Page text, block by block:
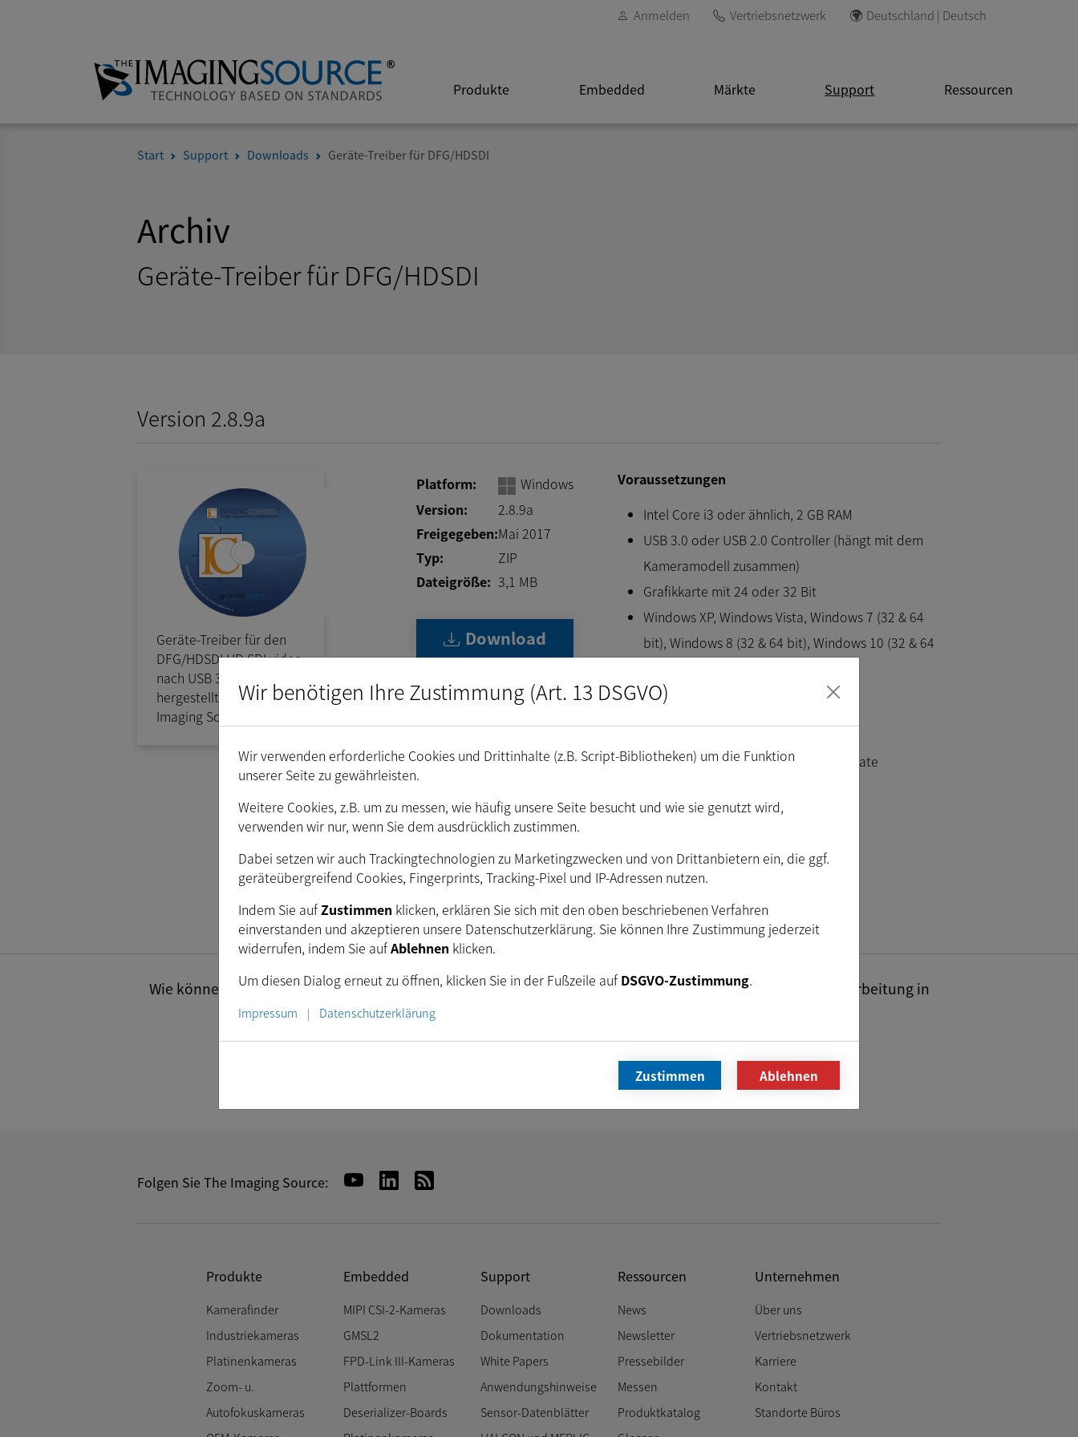
Anmelden Vertriebsnetzwerk Deutschland | Deutsch
Produkte Embedded Märkte Support Ressourcen
Start Support Downloads Geräte-Treiber für DFG/HDSDI
Archiv
Geräte-Treiber für DFG/HDSDI
Version 2.8.9a
Geräte-Treiber für den
DFG/HDSDI HD SDI video
nach USB 3.0 Konverter,
hergestellt von The
Imaging Source.
Platform:
Windows
Version:
2.8.9a
Freigegeben:Mai 2017
Typ:
ZIP
Dateigröße: 3,1 MB
Download
Voraussetzungen
Intel Core i3 oder ähnlich, 2 GB RAM
USB 3.0 oder USB 2.0 Controller (hängt mit dem
Kameramodell zusammen)
Grafikkarte mit 24 oder 32 Bit
Windows XP, Windows Vista, Windows 7 (32 & 64
bit), Windows 8 (32 & 64 bit), Windows 10 (32 & 64
DirectX 9.0c oder höher
Changelog
Signatur für Windows 10 Anniversary Update
Andere Versionen (2.9.5 … 2.7.31)
Wie können wir Ihnen helfen? Setzen Sie sich noch heute mit unseren Ingenieuren für industrielle Bildverarbeitung in
Newsletter
Folgen Sie The Imaging Source:
Produkte
Kamerafinder
Industriekameras
Platinenkameras
Zoom- u.
Autofokuskameras
Embedded
MIPI CSI-2-Kameras
GMSL2
FPD-Link III-Kameras
Plattformen
Deserializer-Boards
Support
Downloads
Dokumentation
White Papers
Anwendungshinweise
Sensor-Datenblätter
Ressourcen
News
Newsletter
Pressebilder
Messen
Produktkatalog
Unternehmen
Über uns
Vertriebsnetzwerk
Karriere
Kontakt
Standorte Büros
Wir benötigen Ihre Zustimmung (Art. 13 DSGVO)
Wir verwenden erforderliche Cookies und Drittinhalte (z.B. Script-Bibliotheken) um die Funktion
unserer Seite zu gewährleisten.
Weitere Cookies, z.B. um zu messen, wie häufig unsere Seite besucht und wie sie genutzt wird,
verwenden wir nur, wenn Sie dem ausdrücklich zustimmen.
Dabei setzen wir auch Trackingtechnologien zu Marketingzwecken und von Drittanbietern ein, die ggf.
geräteübergreifend Cookies, Fingerprints, Tracking-Pixel und IP-Adressen nutzen.
Indem Sie aufZustimmen klicken, erklären Sie sich mit den oben beschriebenen Verfahren
einverstanden und akzeptieren unsere Datenschutzerklärung. Sie können Ihre Zustimmung jederzeit
widerrufen, indem Sie aufAblehnen klicken.
Um diesen Dialog erneut zu öffnen, klicken Sie in der Fußzeile auf DSGVO-Zustimmung.
Impressum | Datenschutzerklärung
Zustimmen Ablehnen